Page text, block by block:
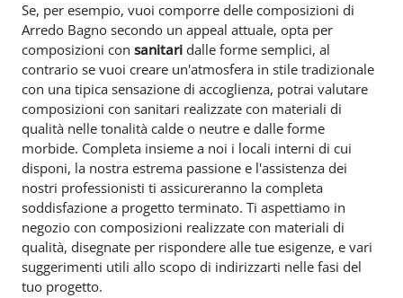
Se, per esempio, vuoi comporre delle composizioni di
Arredo Bagno secondo un appeal attuale, opta per
composizioni con sanitari dalle forme semplici, al
contrario se vuoi creare un'atmosfera in stile tradizionale
con una tipica sensazione di accoglienza, potrai valutare
composizioni con sanitari realizzate con materiali di
qualità nelle tonalità calde o neutre e dalle forme
morbide. Completa insieme a noi i locali interni di cui
disponi, la nostra estrema passione e l'assistenza dei
nostri professionisti ti assicureranno la completa
soddisfazione a progetto terminato. Ti aspettiamo in
negozio con composizioni realizzate con materiali di
qualità, disegnate per rispondere alle tue esigenze, e vari
suggerimenti utili allo scopo di indirizzarti nelle fasi del
tuo progetto.